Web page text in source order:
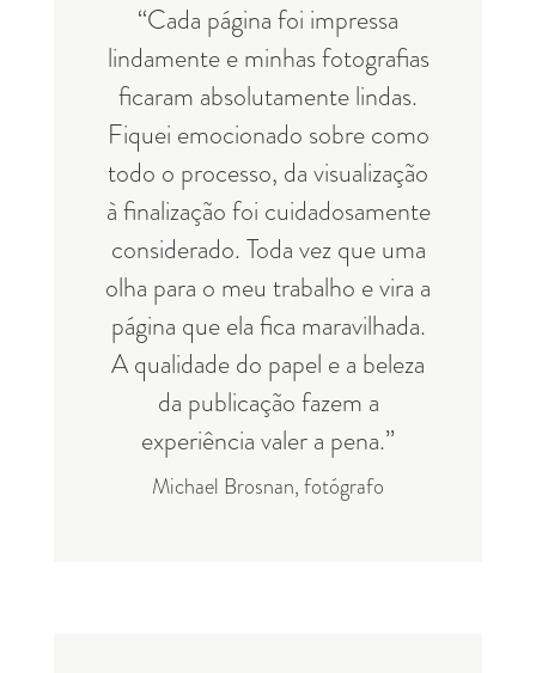
“Cada página foi impressa
lindamente e minhas fotografias
ficaram absolutamente lindas.
Fiquei emocionado sobre como
todo o processo, da visualização
à finalização foi cuidadosamente
considerado. Toda vez que uma
olha para o meu trabalho e vira a
página que ela fica maravilhada.
A qualidade do papel e a beleza
da publicação fazem a
experiência valer a pena.”
Michael Brosnan, fotógrafo